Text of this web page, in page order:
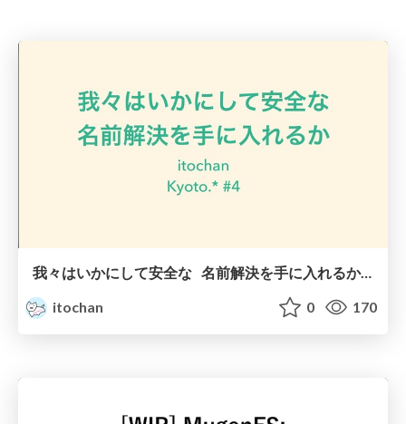
我々はいかにして安全な 名前解決を手に入れるか / How do we get secure name resolution
itochan
0 170